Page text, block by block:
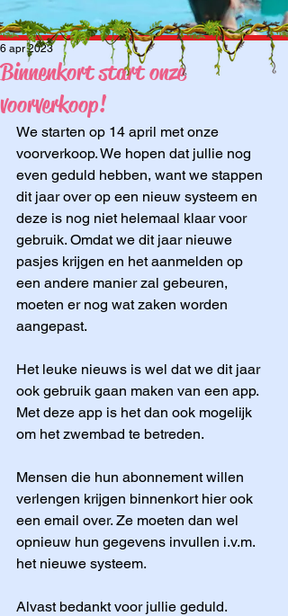
Binnenkort start onze
voorverkoop!
6 apr 2023
We starten op 14 april met onze
voorverkoop. We hopen dat jullie nog
even geduld hebben, want we stappen
dit jaar over op een nieuw systeem en
deze is nog niet helemaal klaar voor
gebruik. Omdat we dit jaar nieuwe
pasjes krijgen en het aanmelden op
een andere manier zal gebeuren,
moeten er nog wat zaken worden
aangepast.
Het leuke nieuws is wel dat we dit jaar
ook gebruik gaan maken van een app.
Met deze app is het dan ook mogelijk
om het zwembad te betreden.
Mensen die hun abonnement willen
verlengen krijgen binnenkort hier ook
een email over. Ze moeten dan wel
opnieuw hun gegevens invullen i.v.m.
het nieuwe systeem.
Alvast bedankt voor jullie geduld.